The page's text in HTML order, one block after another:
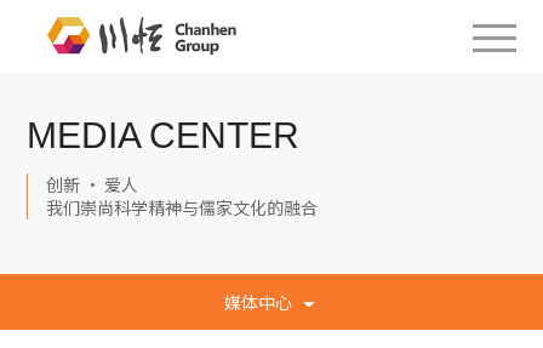
MEDIA CENTER
创新 · 爱人
我们崇尚科学精神与儒家文化的融合
媒体中心